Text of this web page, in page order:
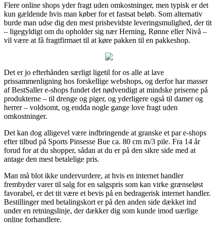
Flere online shops yder fragt uden omkostninger, men typisk er det
kun gældende hvis man køber for et fastsat beløb. Som alternativ
burde man udse dig den mest prisbevidste leveringsmulighed, der tit
– ligegyldigt om du opholder sig nær Herning, Rønne eller Nivå –
vil være at få fragtfirmaet til at køre pakken til en pakkeshop.
Det er jo efterhånden særligt ligetil for os alle at lave
prissammenligning hos forskellige webshops, og derfor har masser
af BestSaller e-shops fundet det nødvendigt at mindske priserne på
produkterne – til drenge og piger, og yderligere også til damer og
herrer – voldsomt, og endda nogle gange love fragt uden
omkostninger.
Det kan dog alligevel være indbringende at granske et par e-shops
efter tilbud på Sports Pinsesse Bue ca. 80 cm m/3 pile. Fra 14 år
forud for at du shopper, sådan at du er på den sikre side med at
antage den mest betalelige pris.
Man må blot ikke undervurdere, at hvis en internet handler
frembyder varer til salg for en salgspris som kan virke grænseløst
favorabel, er det tit være et bevis på en bedragerisk internet handler.
Bestillinger med betalingskort er på den anden side dækket ind
under en retningslinje, der dækker dig som kunde imod uærlige
online forhandlere.